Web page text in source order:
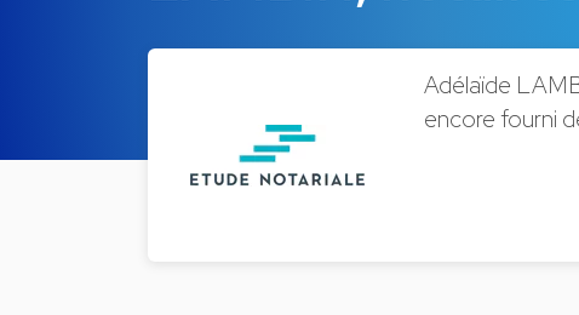
Adélaïde
encore fourni